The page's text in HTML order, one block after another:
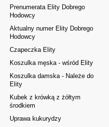
Prenumerata Elity Dobrego
Hodowcy
Aktualny numer Elity Dobrego
Hodowcy
Czapeczka Elity
Koszulka męska - wśród Elity
Koszulka damska - Należe do
Elity
Kubek z krówką z żółtym
środkiem
Uprawa kukurydzy